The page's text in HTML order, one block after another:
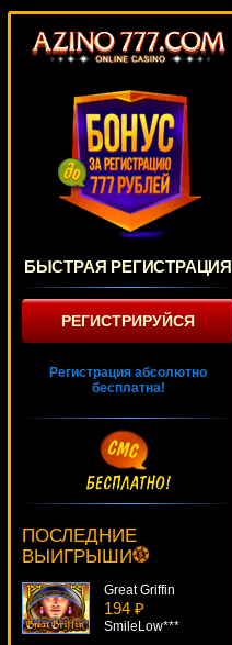
БЫСТРАЯ РЕГИСТРАЦИЯ
РЕГИСТРИРУЙСЯ
Регистрация абсолютно
бесплатна!
ПОСЛЕДНИЕ
ВЫИГРЫШИ
558 ₽
Serg***
Great Griffin
194 ₽
SmileLow***